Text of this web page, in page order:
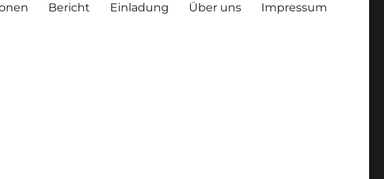
Bericht Einladung Über uns Impressum